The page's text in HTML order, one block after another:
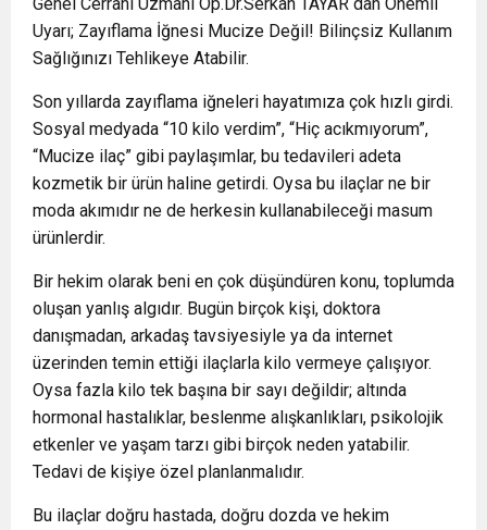
Uyarı; Zayıflama İğnesi Mucize Değil! Bilinçsiz Kullanım
Sağlığınızı Tehlikeye Atabilir.
Son yıllarda zayıflama iğneleri hayatımıza çok hızlı girdi.
Sosyal medyada “10 kilo verdim”, “Hiç acıkmıyorum”,
“Mucize ilaç” gibi paylaşımlar, bu tedavileri adeta
kozmetik bir ürün haline getirdi. Oysa bu ilaçlar ne bir
moda akımıdır ne de herkesin kullanabileceği masum
ürünlerdir.
Bir hekim olarak beni en çok düşündüren konu, toplumda
oluşan yanlış algıdır. Bugün birçok kişi, doktora
danışmadan, arkadaş tavsiyesiyle ya da internet
üzerinden temin ettiği ilaçlarla kilo vermeye çalışıyor.
Oysa fazla kilo tek başına bir sayı değildir; altında
hormonal hastalıklar, beslenme alışkanlıkları, psikolojik
etkenler ve yaşam tarzı gibi birçok neden yatabilir.
Tedavi de kişiye özel planlanmalıdır.
Bu ilaçlar doğru hastada, doğru dozda ve hekim